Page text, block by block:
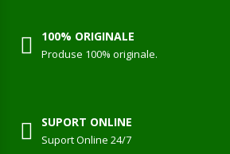
100% ORIGINALE
Produse 100% originale.
SUPORT ONLINE
Suport Online 24/7